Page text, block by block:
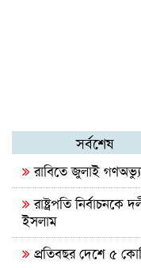
সর্বশেষ
রাবিতে জুলাই
রাষ্ট্রপতি
ইসলাম
প্রতিবছর দেশে ৫